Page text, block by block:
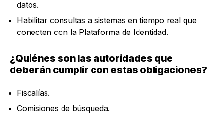
datos.
Habilitar consultas a sistemas en tiempo real que
conecten con la Plataforma de Identidad.
¿Quiénes son las autoridades que
deberán cumplir con estas obligaciones?
Fiscalías.
Comisiones de búsqueda.